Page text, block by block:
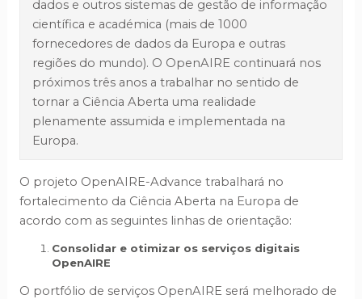
dados e outros sistemas de gestão de informação
científica e académica (mais de 1000
fornecedores de dados da Europa e outras
regiões do mundo). O OpenAIRE continuará nos
próximos três anos a trabalhar no sentido de
tornar a Ciência Aberta uma realidade
plenamente assumida e implementada na
Europa.
O projeto OpenAIRE-Advance trabalhará no
fortalecimento da Ciência Aberta na Europa de
acordo com as seguintes linhas de orientação:
Consolidar e otimizar os serviços digitais
OpenAIRE
O portfólio de serviços OpenAIRE será melhorado de